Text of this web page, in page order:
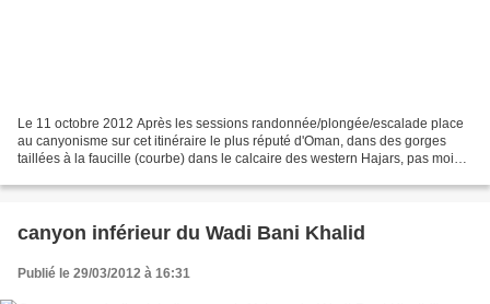
Le 11 octobre 2012 Après les sessions randonnée/plongée/escalade place
au canyonisme sur cet itinéraire le plus réputé d'Oman, dans des gorges
taillées à la faucille (courbe) dans le calcaire des western Hajars, pas moins
canyon inférieur du Wadi Bani Khalid
Publié le 29/03/2012 à 16:31